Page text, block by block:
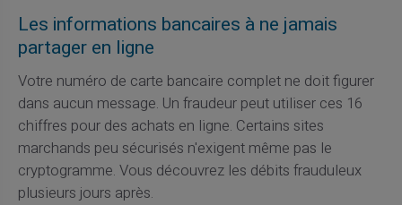
Les informations bancaires à ne jamais
partager en ligne
Votre numéro de carte bancaire complet ne doit figurer
dans aucun message. Un fraudeur peut utiliser ces 16
chiffres pour des achats en ligne. Certains sites
marchands peu sécurisés n'exigent même pas le
cryptogramme. Vous découvrez les débits frauduleux
plusieurs jours après.